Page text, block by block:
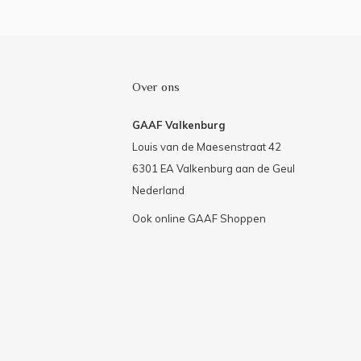
Over ons
GAAF Valkenburg
Louis van de Maesenstraat 42
6301 EA Valkenburg aan de Geul
Nederland
Ook online GAAF Shoppen